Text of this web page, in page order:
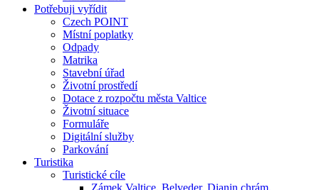
Potřebuji vyřídit
Czech POINT
Místní poplatky
Odpady
Matrika
Stavební úřad
Životní prostředí
Dotace z rozpočtu města Valtice
Životní situace
Formuláře
Digitální služby
Parkování
Turistika
Turistické cíle
Zámek Valtice, Belveder, Dianin chrám,